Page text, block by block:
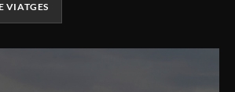
VIATGES